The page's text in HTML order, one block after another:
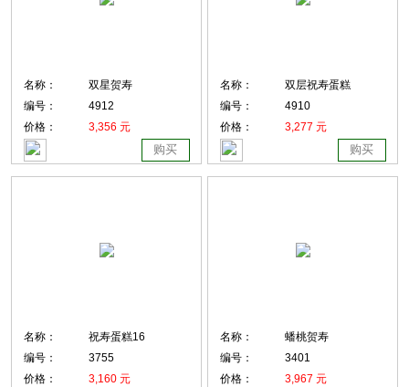
名称：
双星贺寿
编号：
4912
价格：
3,356 元
购买
名称：
双层祝寿蛋糕
编号：
4910
价格：
3,277 元
购买
名称：
祝寿蛋糕16
编号：
3755
价格：
3,160 元
名称：
蟠桃贺寿
编号：
3401
价格：
3,967 元